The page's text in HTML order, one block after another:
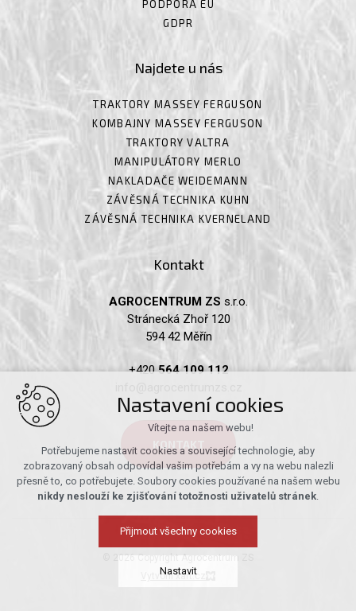
PODPORA EU
GDPR
Najdete u nás
TRAKTORY MASSEY FERGUSON
KOMBAJNY MASSEY FERGUSON
TRAKTORY VALTRA
MANIPULÁTORY MERLO
NAKLADAČE WEIDEMANN
ZÁVĚSNÁ TECHNIKA KUHN
ZÁVĚSNÁ TECHNIKA KVERNELAND
Kontakt
AGROCENTRUM ZS s.r.o.
Stránecká Zhoř 120
594 42 Měřín
+420564 109 112
KONTAKT
© 2026 Copyright Agrocentrum ZS
Vytvořil xart.cz
Nastavení cookies
Vítejte na našem webu!
Potřebujeme nastavit cookies a související technologie, aby
zobrazovaný obsah odpovídal vašim potřebám a vy na webu nalezli
přesně to, co potřebujete. Soubory cookies používané na našem webu
nikdy neslouží ke zjišťování totožnosti uživatelů stránek.
Přijmout všechny cookies
Nastavit